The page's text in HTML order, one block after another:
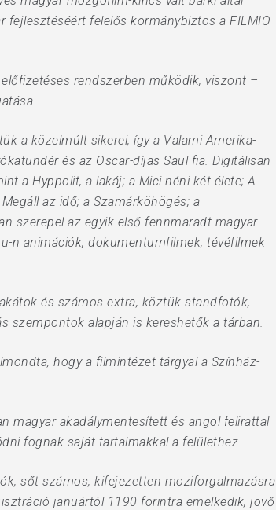
fejlesztéséért felelős kormánybiztos a FILMIO
előfizetéses rendszerben működik, viszont –
a közelmúlt sikerei, így a Valami Amerika-
és az Oscar-díjas Saul fia. Digitálisan
a Hyppolit, a lakáj; a Mici néni két élete; A
az idő; a Szamárköhögés; a
szerepel az egyik első fennmaradt magyar
n animációk, dokumentumfilmek, tévéfilmek
és számos extra, köztük standfotók,
szempontok alapján is kereshetők a tárban.
hogy a filmintézet tárgyal a Színház-
magyar akadálymentesített és angol felirattal
fognak saját tartalmakkal a felülethez.
sőt számos, kifejezetten moziforgalmazásra
januártól 1190 forintra emelkedik, jövő